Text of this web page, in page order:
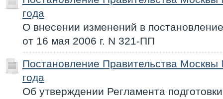
года
О внесении изменений в
от 16 мая 2006 г. N 321-ПП
Постановление Правительства
года
Об утверждении Регламента